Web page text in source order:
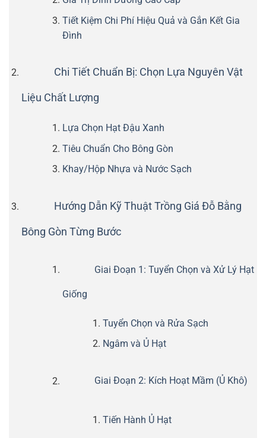
Tiết Kiệm Chi Phí Hiệu Quả và Gắn Kết Gia
Đình
Chi Tiết Chuẩn Bị: Chọn Lựa Nguyên Vật
Liệu Chất Lượng
Lựa Chọn Hạt Đậu Xanh
Tiêu Chuẩn Cho Bông Gòn
Khay/Hộp Nhựa và Nước Sạch
Hướng Dẫn Kỹ Thuật Trồng Giá Đỗ Bằng
Bông Gòn Từng Bước
Giai Đoạn 1: Tuyển Chọn và Xử Lý Hạt
Giống
Tuyển Chọn và Rửa Sạch
Ngâm và Ủ Hạt
Giai Đoạn 2: Kích Hoạt Mầm (Ủ Khô)
Tiến Hành Ủ Hạt